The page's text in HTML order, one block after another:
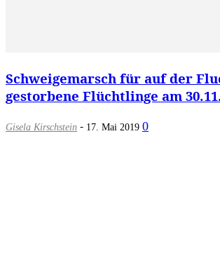
Schweigemarsch für auf der
gestorbene Flüchtlinge am
Gisela Kirschstein - 17. Mai 2019 0